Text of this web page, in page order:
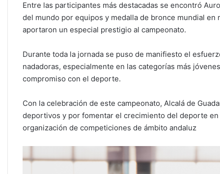
Entre las participantes más destacadas se encontró
del mundo por equipos y medalla de bronce mundial
aportaron un especial prestigio al campeonato.
Durante toda la jornada se puso de manifiesto el
nadadoras, especialmente en las categorías más
compromiso con el deporte.
Con la celebración de este campeonato, Alcalá de
deportivos y por fomentar el crecimiento del deporte
organización de competiciones de ámbito andaluz